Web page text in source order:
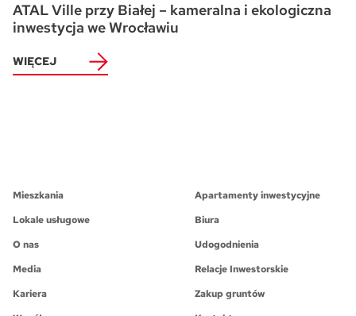
ATAL Ville przy Białej – kameralna i ekologiczna
inwestycja we Wrocławiu
WIĘCEJ
Mieszkania
Apartamenty inwestycyjne
Lokale usługowe
Biura
O nas
Udogodnienia
Media
Relacje Inwestorskie
Kariera
Zakup gruntów